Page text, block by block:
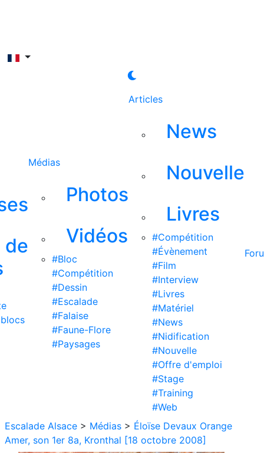
de
Médias
Photos
Vidéos
#Bloc
#Compétition
#Dessin
#Escalade
#Falaise
#Faune-Flore
#Paysages
Articles
News
Nouvelle
Livres
#Compétition
#Évènement
#Film
#Interview
#Livres
#Matériel
#News
#Nidification
#Nouvelle
#Offre d'emploi
#Stage
#Training
#Web
Escalade Alsace > Médias > Éloïse Devaux Orange
Amer, son 1er 8a, Kronthal [18 octobre 2008]